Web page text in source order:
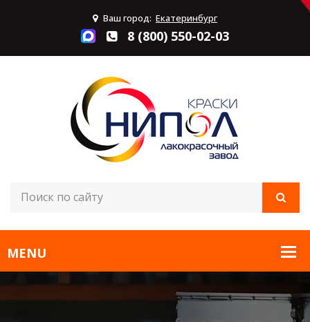
Ваш город: Екатеринбург
8 (800) 550-02-03